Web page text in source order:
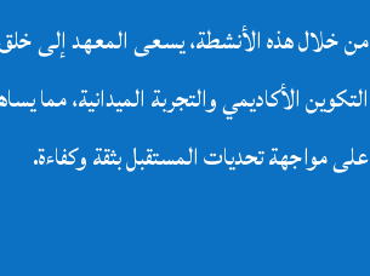
من خلال هذه الأنشطة، يسعى المعهد إلى خلق
التكوين الأكاديمي والتجربة الميدانية، مما
على مواجهة تحديات المستقبل بثقة وكفاءة.